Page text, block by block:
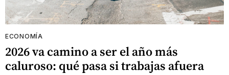
ECONOMÍA
2026 va camino a ser el año más
caluroso: qué pasa si trabajas afuera